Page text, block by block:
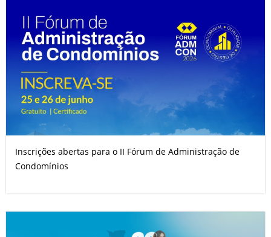
Inscrições abertas para o II Fórum de Administração de
Condomínios